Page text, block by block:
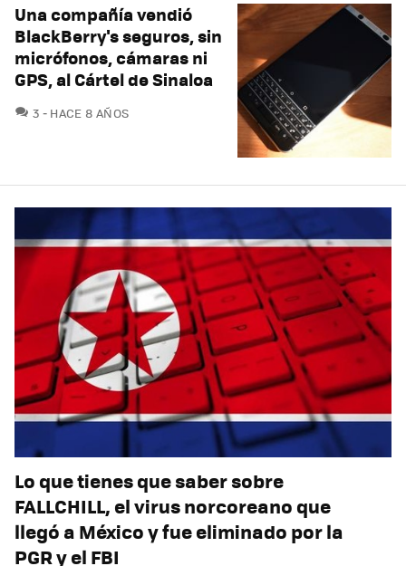
Una compañía vendió
BlackBerry's seguros, sin
micrófonos, cámaras ni
GPS, al Cártel de Sinaloa
3 COMENTARIOS
HACE 8 AÑOS
Lo que tienes que saber sobre
FALLCHILL, el virus norcoreano que
llegó a México y fue eliminado por la
PGR y el FBI